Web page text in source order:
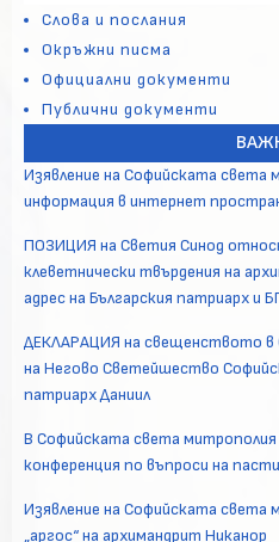
Слова и послания
Окръжни писма
Официални документи
Публични документи
Изявление на Софийската света
информация в интернет
ПОЗИЦИЯ на Светия Синод
клеветнически твърдения на
адрес на Българския патриарх и
ДЕКЛАРАЦИЯ на свещенството в
на Негово Светейшество
патриарх Даниил
В Софийската света митрополия
конференция по въпроси на
Изявление на Софийската света
„аргос“ на архимандрит Никанор